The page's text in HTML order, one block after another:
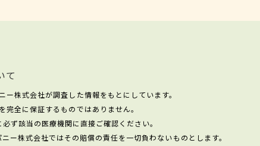
て
株式会社が調査した情報をもとにしています。
全に保証するものではありません。
ず該当の医療機関に直接ご確認ください。
ー株式会社ではその賠償の責任を一切負わないものとします。